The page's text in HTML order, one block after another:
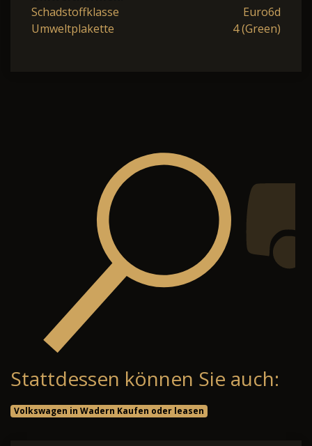
Schadstoffklasse
Euro6d
Umweltplakette
4 (Green)
Stattdessen können Sie auch:
Volkswagen in Wadern Kaufen oder leasen